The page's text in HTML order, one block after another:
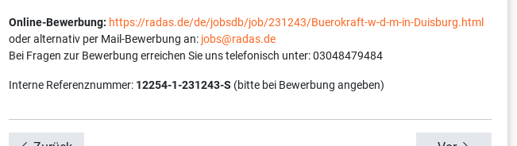
Online-Bewerbung: https://radas.de/de/jobsdb/job/231243/Buerokraft-w-d-m-in-Duisburg.html
oder alternativ per Mail-Bewerbung an: jobs@radas.de
Bei Fragen zur Bewerbung erreichen Sie uns telefonisch unter: 03048479484
Interne Referenznummer: 12254-1-231243-S (bitte bei Bewerbung angeben)